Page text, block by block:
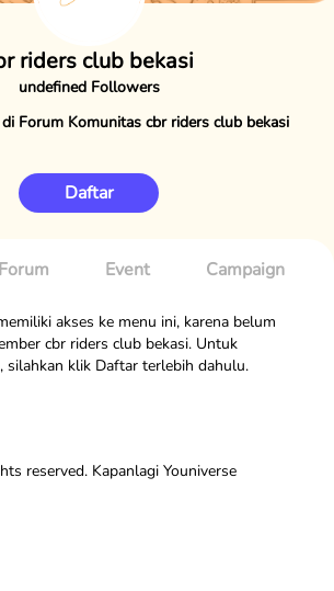
riders club bekasi
undefined Followers
Forum Komunitas cbr riders club bekasi
Daftar
Forum Event Campaign
akses ke menu ini, karena belum
cbr riders club bekasi. Untuk
silahkan klik Daftar terlebih dahulu.
reserved. Kapanlagi Youniverse